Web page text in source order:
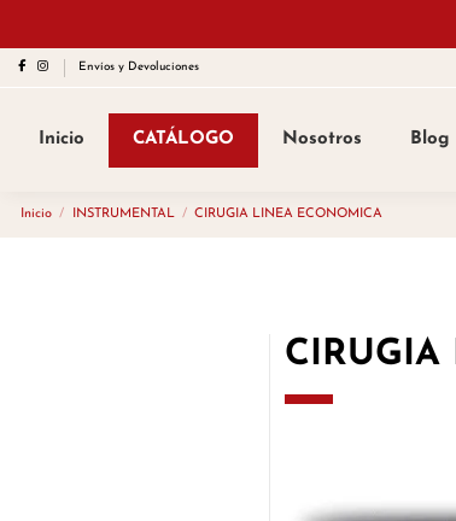
Envíos y Devoluciones
Inicio CATÁLOGO Nosotros Blog
Inicio INSTRUMENTAL CIRUGIA LINEA ECONOMICA